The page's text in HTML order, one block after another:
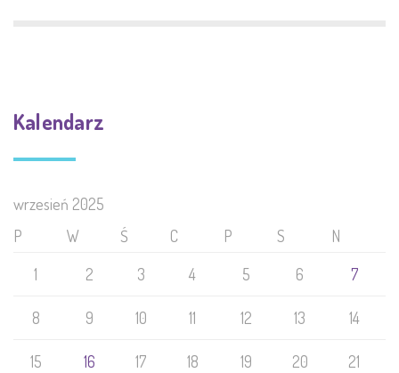
Kalendarz
wrzesień 2025
P
W Ś C P S
N
1
2 3 4 5 6 7
8 9 10 11 12 13 14
15 16 17 18 19 20 21